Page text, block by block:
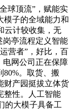
球顶流”，赋能实
模子的全域能力和
云计较收集，无
岗亭流程定义智能
营者”，好比，百
电网公司正在保障
80%。取货、搬
产园挺拔立体货
整性。人工智能
的大模子具备工